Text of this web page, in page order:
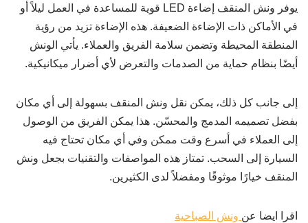
يوفر ونش المنقف إضاءة LED قوية للمساعدة في العمل ليلاً أو
في الأماكن ذات الإضاءة الضعيفة. هذه الإضاءة تزيد من رؤية
المنطقة المحيطة وتضمن سلامة الفريق والعملاء. يأتي الونش
أيضًا بنظام حماية من الصدمات والتعرض لأي أضرار ميكانيكية.
إلى جانب كل ذلك، يمكن نقل ونش المنقف بسهولة إلى أي مكان
بفضل تصميمه المدمج والمحسّن. هذا يمكن الفريق من الوصول
إلى العملاء في أسرع وقت ممكن وفي أي مكان تحتاج فيه
السيارة إلى السحب. تمتاز هذه المواصفات والتقنيات بجعل ونش
المنقف خيارًا موثوقًا ومفضلاً لدى الكثيرين.
اقرا ايضا عن ونش الصباحية